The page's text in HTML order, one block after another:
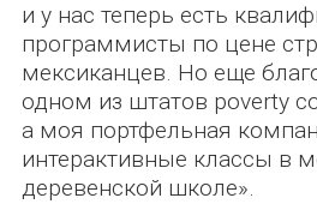
и у нас теперь есть
программисты по цене
мексиканцев. Но еще
одном из штатов poverty
а моя портфельная
интерактивные классы в
деревенской школе».